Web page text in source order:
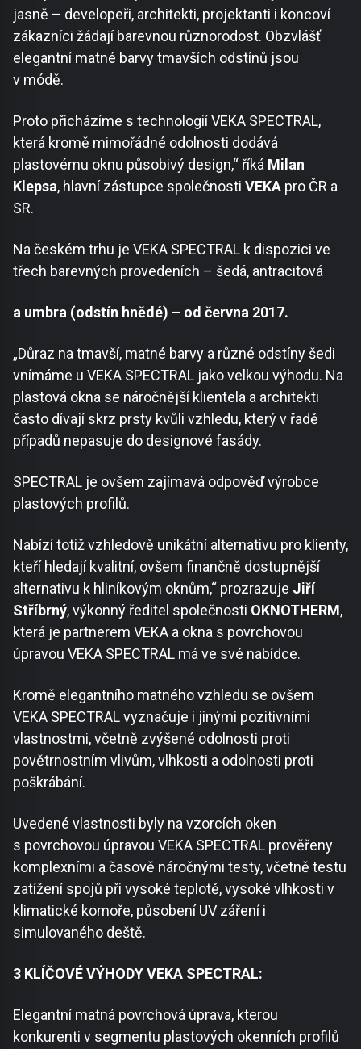
jasně – developeři, architekti, projektanti i koncoví
zákazníci žádají barevnou různorodost. Obzvlášť
elegantní matné barvy tmavších odstínů jsou
v módě.
Proto přicházíme s technologií VEKA SPECTRAL,
která kromě mimořádné odolnosti dodává
plastovému oknu působivý design,“ říká Milan
Klepsa, hlavní zástupce společnosti VEKA pro ČR a
SR.
Na českém trhu je VEKA SPECTRAL k dispozici ve
třech barevných provedeních – šedá, antracitová
a umbra (odstín hnědé) – od června 2017.
„Důraz na tmavší, matné barvy a různé odstíny šedi
vnímáme u VEKA SPECTRAL jako velkou výhodu. Na
plastová okna se náročnější klientela a architekti
často dívají skrz prsty kvůli vzhledu, který v řadě
případů nepasuje do designové fasády.
SPECTRAL je ovšem zajímavá odpověď výrobce
plastových profilů.
Nabízí totiž vzhledově unikátní alternativu pro klienty,
kteří hledají kvalitní, ovšem finančně dostupnější
alternativu k hliníkovým oknům,“ prozrazuje Jiří
Stříbrný, výkonný ředitel společnosti OKNOTHERM,
která je partnerem VEKA a okna s povrchovou
úpravou VEKA SPECTRAL má ve své nabídce.
Kromě elegantního matného vzhledu se ovšem
VEKA SPECTRAL vyznačuje i jinými pozitivními
vlastnostmi, včetně zvýšené odolnosti proti
povětrnostním vlivům, vlhkosti a odolnosti proti
poškrábání.
Uvedené vlastnosti byly na vzorcích oken
s povrchovou úpravou VEKA SPECTRAL prověřeny
komplexními a časově náročnými testy, včetně testu
zatížení spojů při vysoké teplotě, vysoké vlhkosti v
klimatické komoře, působení UV záření i
simulovaného deště.
3 KLÍČOVÉ VÝHODY VEKA SPECTRAL:
Elegantní matná povrchová úprava, kterou
konkurenti v segmentu plastových okenních profilů